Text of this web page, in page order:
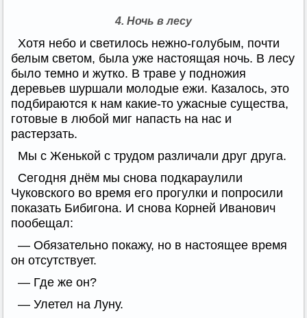
4. Ночь в лесу
Хотя небо и светилось нежно-голубым, почти
белым светом, была уже настоящая ночь. В лесу
было темно и жутко. В траве у подножия
деревьев шуршали молодые ежи. Казалось, это
подбираются к нам какие-то ужасные существа,
готовые в любой миг напасть на нас и
растерзать.
Мы с Женькой с трудом различали друг друга.
Сегодня днём мы снова подкараулили
Чуковского во время его прогулки и попросили
показать Бибигона. И снова Корней Иванович
пообещал:
— Обязательно покажу, но в настоящее время
он отсутствует.
— Где же он?
— Улетел на Луну.